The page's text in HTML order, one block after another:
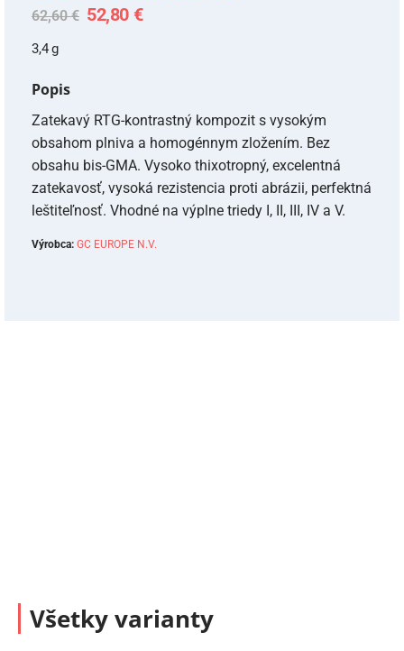
62,60€ Original
price
52,80 €Current
3,4 g
Popis
Zatekavý RTG-kontrastný kompozit s vysokým
obsahom plniva a homogénnym zložením. Bez
obsahu bis-GMA. Vysoko thixotropný, excelentná
zatekavosť, vysoká rezistencia proti abrázii, perfektná
leštiteľnosť. Vhodné na výplne triedy I, II, III, IV a V.
Výrobca: GC EUROPE N.V.
Všetky varianty